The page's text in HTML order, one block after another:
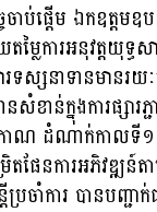
ចាប់ផ្តើម ឯកឧត្តម
តម្លៃការអនុវត្តយុ
ទស្សនាទានមានរ
នសំខាន់ក្នុងការផ្សា
ណ ដំណាក់កាលទី១ ទ
តផែនការអភិវឌ្ឍ
រ្ដីប្រចាំការ បាន